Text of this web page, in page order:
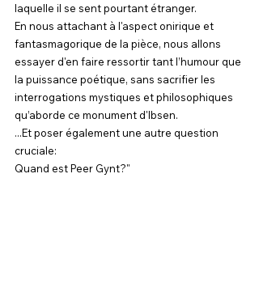
laquelle il se sent pourtant étranger.
En nous attachant à l'aspect onirique et
fantasmagorique de la pièce, nous allons
essayer d'en faire ressortir tant l’humour que
la puissance poétique, sans sacrifier les
interrogations mystiques et philosophiques
qu’aborde ce monument d'Ibsen.
...Et poser également une autre question
cruciale:
Quand est Peer Gynt?"